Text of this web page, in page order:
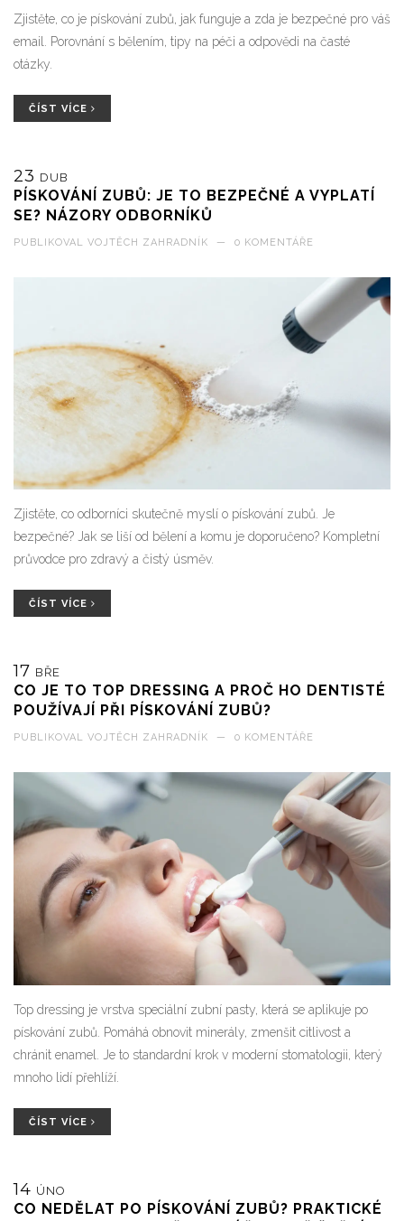
Zjistěte, co je pískování zubů, jak funguje a zda je bezpečné pro váš
email. Porovnání s bělením, tipy na péči a odpovědi na časté
otázky.
ČÍST VÍCE
23 DUB
PÍSKOVÁNÍ ZUBŮ: JE TO BEZPEČNÉ A VYPLATÍ
SE? NÁZORY ODBORNÍKŮ
PUBLIKOVAL VOJTĚCH ZAHRADNÍK — 0 KOMENTÁŘE
Zjistěte, co odborníci skutečně myslí o pískování zubů. Je
bezpečné? Jak se liší od bělení a komu je doporučeno? Kompletní
průvodce pro zdravý a čistý úsměv.
ČÍST VÍCE
17 BŘE
CO JE TO TOP DRESSING A PROČ HO DENTISTÉ
POUŽÍVAJÍ PŘI PÍSKOVÁNÍ ZUBŮ?
PUBLIKOVAL VOJTĚCH ZAHRADNÍK — 0 KOMENTÁŘE
Top dressing je vrstva speciální zubní pasty, která se aplikuje po
pískování zubů. Pomáhá obnovit minerály, zmenšit citlivost a
chránit enamel. Je to standardní krok v moderní stomatologii, který
mnoho lidí přehlíží.
ČÍST VÍCE
14 ÚNO
CO NEDĚLAT PO PÍSKOVÁNÍ ZUBŮ? PRAKTICKÉ